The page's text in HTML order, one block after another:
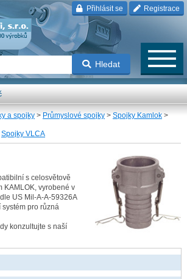
Přihlásit se Registrace
Hledat
a spojky > Průmyslové spojky > Spojky Kamlok >
Spojky VLCA
s celosvětově
KAMLOK, vyrobené v
US Mil-A-A-59326A
pro různá
konzultujte s naší